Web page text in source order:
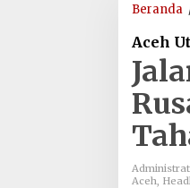
Beranda
Aceh
Aceh,